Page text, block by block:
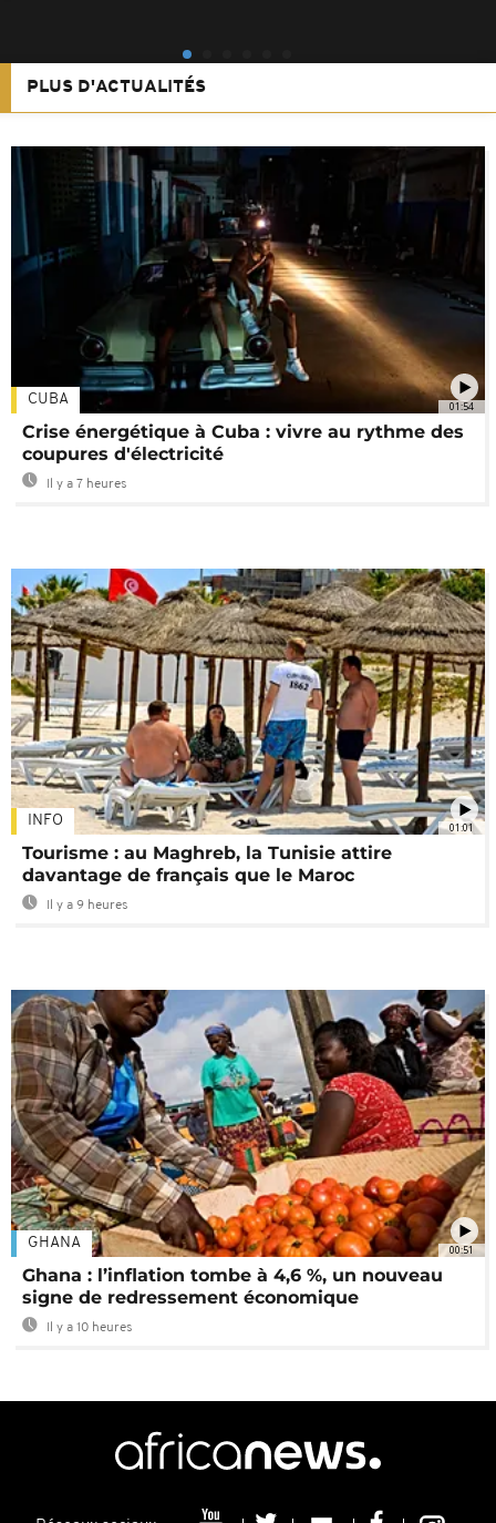
PLUS D'ACTUALITÉS
01:54
CUBA
Crise énergétique à Cuba : vivre au rythme des
coupures d'électricité
Il y a 7 heures
01:01
INFO
Tourisme : au Maghreb, la Tunisie attire
davantage de français que le Maroc
Il y a 9 heures
00:51
GHANA
Ghana : l’inflation tombe à 4,6 %, un nouveau
signe de redressement économique
Il y a 10 heures